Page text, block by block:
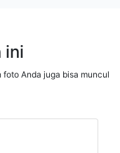
ini
Anda juga bisa muncul